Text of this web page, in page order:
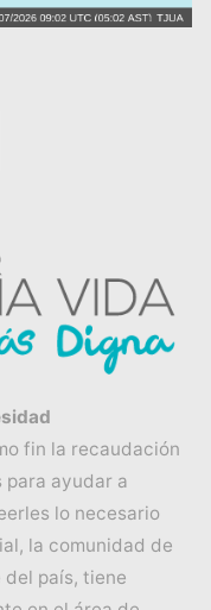
fin la recaudación
para ayudar a
lo necesario
la comunidad de
país, tiene